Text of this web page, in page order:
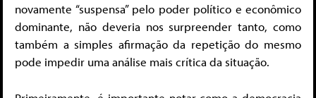
novamente “suspensa” pelo poder político e econômico
dominante, não deveria nos surpreender tanto, como
também a simples afirmação da repetição do mesmo
pode impedir uma análise mais crítica da situação.